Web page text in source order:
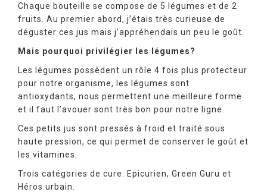
Chaque bouteille se compose de 5 légumes et de 2
fruits. Au premier abord, j’étais très curieuse de
déguster ces jus mais j’appréhendais un peu le goût.
Mais pourquoi privilégier les légumes?
Les légumes possèdent un rôle 4 fois plus protecteur
pour notre organisme, les légumes sont
antioxydants, nous permettent une meilleure forme
et il faut l’avouer sont très bon pour notre ligne.
Ces petits jus sont pressés à froid et traité sous
haute pression, ce qui permet de conserver le goût et
les vitamines.
Trois catégories de cure: Epicurien, Green Guru et
Héros urbain.